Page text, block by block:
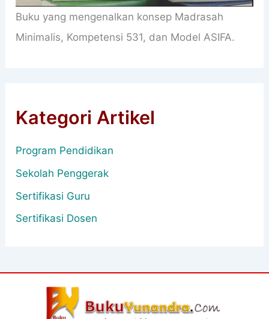
Buku yang mengenalkan konsep Madrasah
Minimalis, Kompetensi 531, dan Model ASIFA.
Kategori Artikel
Program Pendidikan
Sekolah Penggerak
Sertifikasi Guru
Sertifikasi Dosen